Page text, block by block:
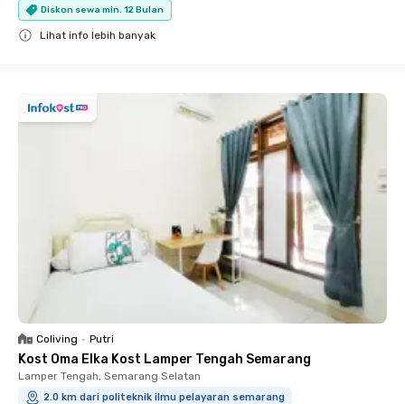
Diskon sewa min. 12 Bulan
Lihat info lebih banyak
Coliving • Putri
Kost Oma Elka Kost Lamper Tengah Semarang
Lamper Tengah, Semarang Selatan
2.0 km dari politeknik ilmu pelayaran semarang